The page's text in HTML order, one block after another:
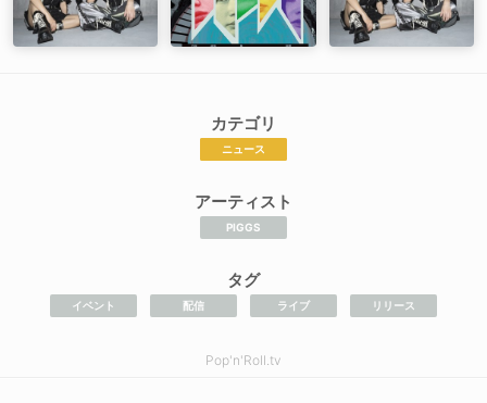
カテゴリ
ニュース
アーティスト
PIGGS
タグ
イベント 配信 ライブ リリース
Pop'n'Roll.tv